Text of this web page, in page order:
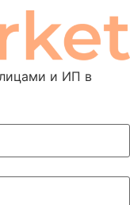
и ИП в